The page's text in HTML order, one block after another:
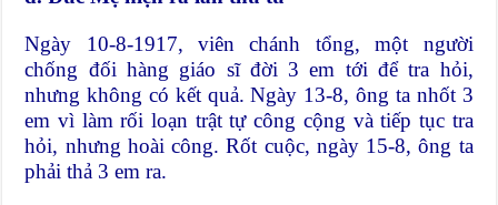
Ngày 10-8-1917, viên chánh tổng, một người
chống đối hàng giáo sĩ đời 3 em tới để tra hỏi,
nhưng không có kết quả. Ngày 13-8, ông ta nhốt 3
em vì làm rối loạn trật tự công cộng và tiếp tục tra
hỏi, nhưng hoài công. Rốt cuộc, ngày 15-8, ông ta
phải thả 3 em ra.